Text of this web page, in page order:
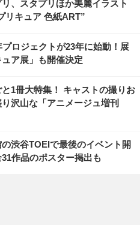
リ、スタプリほか美麗イラスト
リキュア 色紙ART”
プロジェクトが23年に始動！展
ア展」も開催決定
と1冊大特集！ キャストの撮りお
沢山な「アニメージュ増刊
の渋谷TOEIで最後のイベント開
作品のポスター掲出も